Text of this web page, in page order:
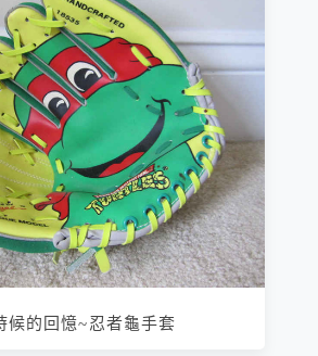
候的回憶~忍者龜手套